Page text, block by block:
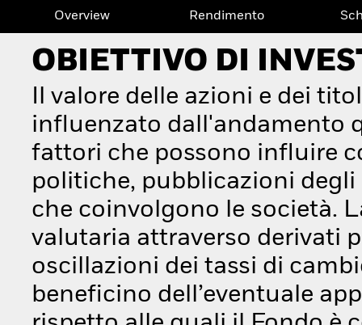
Overview Rendimento
OBIETTIVO DI
Il valore delle azioni e dei
influenzato dall'andamento
fattori che possono influire
politiche, pubblicazioni
che coinvolgono le società.
valutaria attraverso derivati
oscillazioni dei tassi di
beneficino dell’eventuale